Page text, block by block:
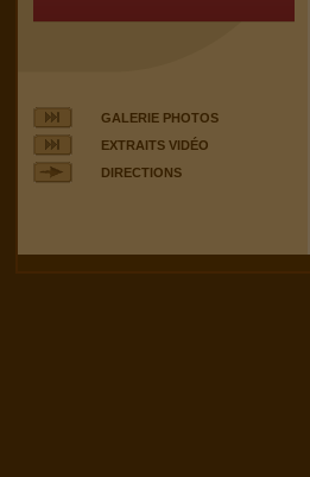
GALERIE PHOTOS
EXTRAITS VIDÉO
DIRECTIONS